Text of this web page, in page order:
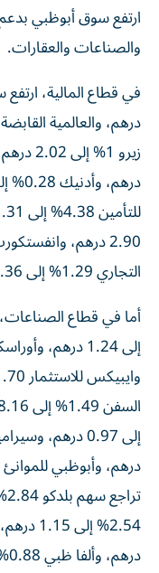
ارتفع سوق أبوظبي
والصناعات والعقارات.
التجاري 1.29% إلى 15.36 درهم.
درهم، وألفا ظبي 0.88% إلى 7.85 درهم.